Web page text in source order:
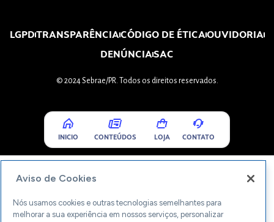
LGPDTRANSPARÊNCIACÓDIGO DE ÉTICAOUVIDORIA
DENÚNCIASAC
© 2024 Sebrae/PR. Todos os direitos reservados.
INICIO CONTEÚDOS LOJA CONTATO
Aviso de Cookies
Nós usamos cookies e outras tecnologias semelhantes para
melhorar a sua experiência em nossos serviços, personalizar